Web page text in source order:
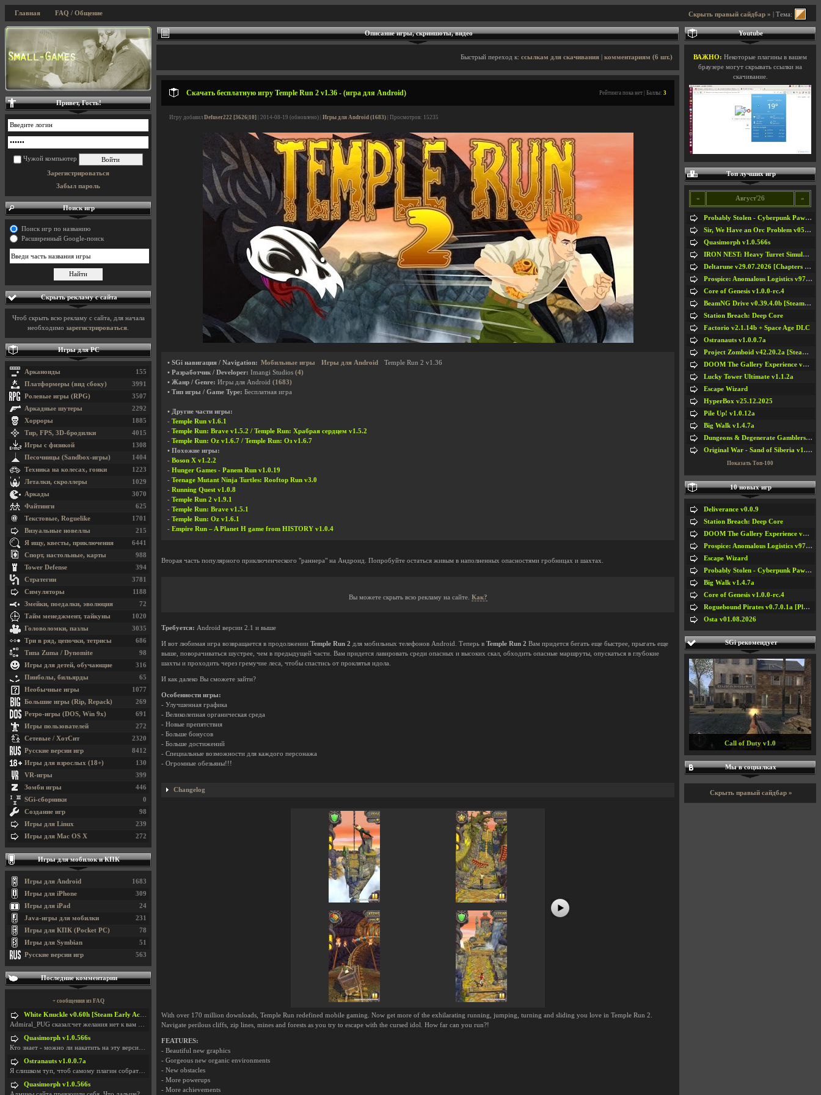
Скрыть правый сайдбар » | Тема:
Главная FAQ / Общение
Описание игры, скриншоты, видео
Быстрый переход к: ссылкам для скачивания комментариям (6 шт.)
Скачать бесплатную игру Temple Run 2 v1.36 - (игра для Android) Рейтинга пока нет | Баллы: 3
Игру добавил Defuser222 [3626|10] | 2014-08-19 (обновлено) | Игры для Android (1683) | Просмотров: 15235
• SGi навигация / Navigation: Мобильные игры Игры для Android
Temple Run 2 v1.36
• Разработчик / Developer: Imangi Studios (4)
• Жанр / Genre: Игры для Android (1683)
• Тип игры / Game Type: Бесплатная игра
• Другие части игры:
- Temple Run v1.6.1
- Temple Run: Brave v1.5.2 / Temple Run: Храбрая сердцем v1.5.2
- Temple Run: Oz v1.6.7 / Temple Run: Оз v1.6.7
• Похожие игры:
- Boson X v1.2.2
- Hunger Games - Panem Run v1.0.19
- Teenage Mutant Ninja Turtles: Rooftop Run v3.0
- Running Quest v1.0.8
- Temple Run 2 v1.9.1
- Temple Run: Brave v1.5.1
- Temple Run: Oz v1.6.1
- Empire Run – A Planet H game from HISTORY v1.0.4
Вторая часть популярного приключенческого "раннера" на Андроид. Попробуйте остаться живым в наполненных опасностями гробницах и шахтах.
Вы можете скрыть всю рекламу на сайте. Как?
Требуется: Android версии 2.1 и выше
И вот любимая игра возвращается в продолжении Temple Run 2 для мобильных телефонов Android. Теперь в Temple Run 2 Вам придется бегать еще быстрее, прыгать еще
выше, поворачиваться шустрее, чем в предыдущей части. Вам придется лавировать среди опасных и высоких скал, обходить опасные маршруты, опускаться в глубокие
шахты и проходить через гремучие леса, чтобы спастись от проклятья идола.
И как далеко Вы сможете зайти?
Особенности игры:
- Улучшенная графика
- Великолепная органическая среда
- Новые препятствия
- Больше бонусов
- Больше достижений
- Специальные возможности для каждого персонажа
- Огромные обезьяны!!!
Changelog
With over 170 million downloads, Temple Run redefined mobile gaming. Now get more of the exhilarating running, jumping, turning and sliding you love in Temple Run 2.
Navigate perilous cliffs, zip lines, mines and forests as you try to escape with the cursed idol. How far can you run?!
FEATURES:
- Beautiful new graphics
- Gorgeous new organic environments
- New obstacles
- More powerups
- More achievements
Привет, Гость!
Чужой компьютер
Зарегистрироваться
Забыл пароль
Поиск игр
Поиск игр по названию
Расширенный Google-поиск
Скрыть рекламу с сайта
Чтоб скрыть всю рекламу с сайта, для начала
необходимо зарегистрироваться
Игры для PC
155
Арканоиды
3991
Платформеры (вид сбоку)
3507
Ролевые игры (RPG)
2292
Аркадные шутеры
1885
Хорроры
4015
Тир, FPS, 3D-бродилки
1308
Игры с физикой
1404
Песочницы (Sandbox-игры)
1223
Техника на колесах, гонки
1029
Леталки, скроллеры
3070
Аркады
625
Файтинги
1701
Текстовые, Roguelike
215
Визуальные новеллы
6441
Я ищу, квесты, приключения
988
Спорт, настольные, карты
394
Tower Defense
3781
Стратегии
1188
Симуляторы
72
Змейки, поедалки, эволюция
1020
Тайм менеджмент, тайкуны
3035
Головоломки, пазлы
686
Три в ряд, цепочки, тетрисы
98
Типа Zuma / Dynomite
316
Игры для детей, обучающие
65
Пинболы, бильярды
1077
Необычные игры
269
Большие игры (Rip, Repack)
691
Ретро-игры (DOS, Win 9x)
272
Игры пользователей
2320
Сетевые / ХотСит
8412
Русские версии игр
130
Игры для взрослых (18+)
399
VR-игры
446
Зомби игры
0
SGi-сборники
98
Создание игр
239
Игры для Linux
272
Игры для Mac OS X
Игры для мобилок и КПК
1683
Игры для Android
309
Игры для iPhone
24
Игры для iPad
231
Java-игры для мобилки
78
Игры для КПК (Pocket PC)
51
Игры для Symbian
563
Русские версии игр
Последние комментарии
+ сообщения из FAQ
White Knuckle v0.60h [Steam Early Access]
Admiral_PUG сказал:чет желания нет к вам сюда захо
Quasimorph v1.0.566s
Кто знает - можно ли накатить на эту версию моды?
Ostranauts v1.0.0.7a
Я слишком туп, чтоб самому плагин собрать. И что-т
Quasimorph v1.0.566s
Youtube
ВАЖНО: Некоторые плагины в вашем
браузере могут скрывать ссылки на
скачивание.
Топ лучших игр
« Август'26 »
Probably Stolen - Cyberpunk Pawnshop Simulator v048c [Playtest]
Sir, We Have an Orc Problem v05.08.2026
Quasimorph v1.0.566s
IRON NEST: Heavy Turret Simulator v1.0a
Deltarune v29.07.2026 [Chapters 1-5] / + RUS [Chapters 1-5]
Prospice: Anomalous Logistics v97 [Playtest]
Core of Genesis v1.0.0-rc.4
BeamNG Drive v0.39.4.0b [Steam Early Access]
Station Breach: Deep Core
Factorio v2.1.14b + Space Age DLC
Ostranauts v1.0.0.7a
Project Zomboid v42.20.2a [Steam Early Access]
DOOM The Gallery Experience v1.4.2
Lucky Tower Ultimate v1.1.2a
Escape Wizard
HyperBox v25.12.2025
Pile Up! v1.0.12a
Big Walk v1.4.7a
Dungeons & Degenerate Gamblers v2.0.2a
Original War - Sand of Siberia v1.6.30
Показать Топ-100
10 новых игр
Deliverance v0.0.9
Station Breach: Deep Core
DOOM The Gallery Experience v1.4.2
Prospice: Anomalous Logistics v97 [Playtest]
Escape Wizard
Probably Stolen - Cyberpunk Pawnshop Simulator v048c [Playtest]
Big Walk v1.4.7a
Core of Genesis v1.0.0-rc.4
Roguebound Pirates v0.7.0.1a [Playtest]
Osta v01.08.2026
SGi рекомендует
SUPERHOT v1.0.21
Мы в социалках
Скрыть правый сайдбар »